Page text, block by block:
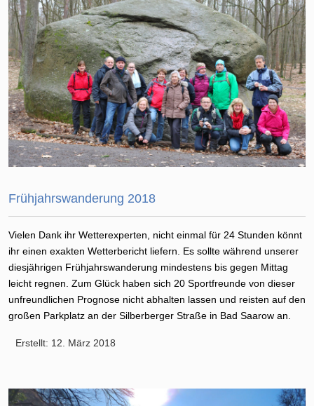
Frühjahrswanderung 2018
Vielen Dank ihr Wetterexperten, nicht einmal für 24 Stunden könnt
ihr einen exakten Wetterbericht liefern. Es sollte während unserer
diesjährigen Frühjahrswanderung mindestens bis gegen Mittag
leicht regnen. Zum Glück haben sich 20 Sportfreunde von dieser
unfreundlichen Prognose nicht abhalten lassen und reisten auf den
großen Parkplatz an der Silberberger Straße in Bad Saarow an.
Erstellt: 12. März 2018